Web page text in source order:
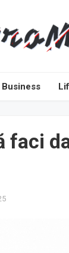
Business
faci